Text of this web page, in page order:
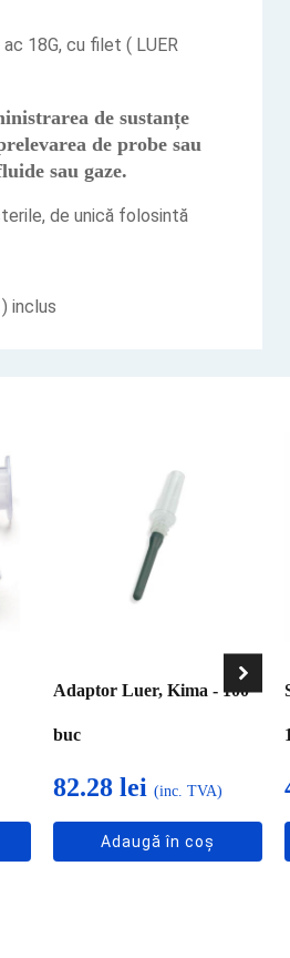
18G, cu filet ( LUER
de sustanțe
de probe sau
sau gaze.
de unică folosintă
inclus
Adaptor Luer, Kima - 100
buc
82.28 lei (inc. TVA)
Adaugă în coș